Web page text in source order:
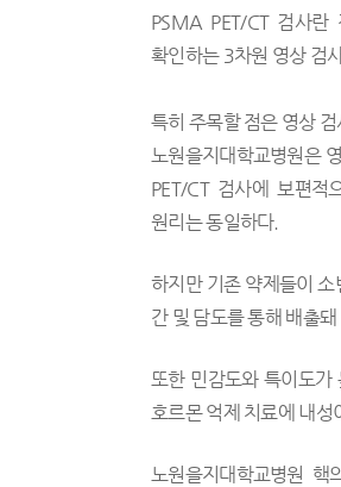
PSMA PET/CT 검사란
확인하는 3차원 영상 검
특히 주목할 점은 영상
노원을지대학교병원은
PET/CT 검사에 보편적
원리는 동일하다.
하지만 기존 약제들이
간 및 담도를 통해 배출
또한 민감도와 특이도가
호르몬 억제 치료에 내성
노원을지대학교병원 핵